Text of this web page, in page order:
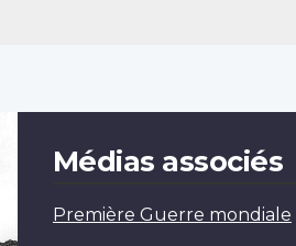
Médias associés
Première Guerre mondiale